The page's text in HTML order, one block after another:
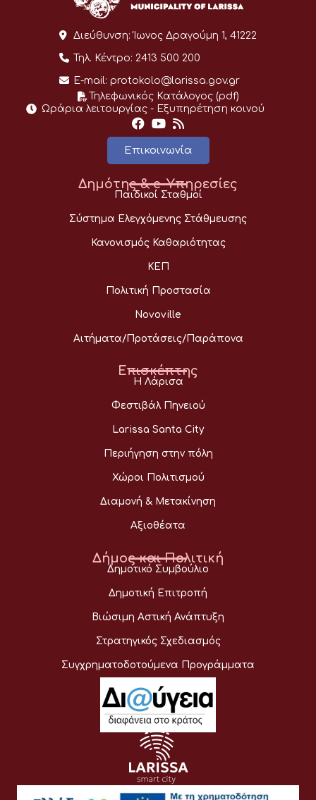
Διεύθυνση: Ίωνος Δραγούμη 1, 41222
Τηλ. Κέντρο: 2413 500 200
E-mail: protokolo@larissa.gov.gr
Τηλεφωνικός Κατάλογος (pdf)
Ωράρια λειτουργίας - Eξυπηρέτηση κοινού
Επικοινωνία
Δημότης & e-Υπηρεσίες
Παιδικοί Σταθμοί
Σύστημα Ελεγχόμενης Στάθμευσης
Κανονισμός Καθαριότητας
ΚΕΠ
Πολιτική Προστασία
Novoville
Αιτήματα/Προτάσεις/Παράπονα
Επισκέπτης
Η Λάρισα
Φεστιβάλ Πηνειού
Larissa Santa City
Περιήγηση στην πόλη
Χώροι Πολιτισμού
Διαμονή & Μετακίνηση
Αξιοθέατα
Δήμος και Πολιτική
Δημοτικό Συμβούλιο
Δημοτική Επιτροπή
Βιώσιμη Αστική Ανάπτυξη
Στρατηγικός Σχεδιασμός
Συγχρηματοδοτούμενα Προγράμματα